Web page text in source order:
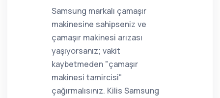
Samsung markalı çamaşır
makinesine sahipseniz ve
çamaşır makinesi arızası
yaşıyorsanız; vakit
kaybetmeden "çamaşır
makinesi tamircisi"
çağırmalısınız. Kilis Samsung